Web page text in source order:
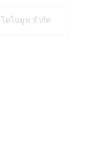
ดโนมูฟ จำกัด